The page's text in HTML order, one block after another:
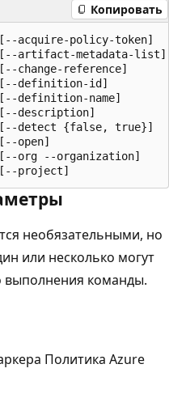
Копировать
acquire-policy-token]
artifact-metadata-list]
change-reference]
definition-id]
definition-name]
description]
detect {false, true}]
open]
org --organization]
project]
необязательными, но
или несколько могут
выполнения команды.
Политика Azure